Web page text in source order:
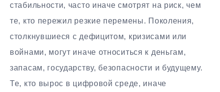
стабильности, часто иначе смотрят на риск, чем
те, кто пережил резкие перемены. Поколения,
столкнувшиеся с дефицитом, кризисами или
войнами, могут иначе относиться к деньгам,
запасам, государству, безопасности и будущему.
Те, кто вырос в цифровой среде, иначе